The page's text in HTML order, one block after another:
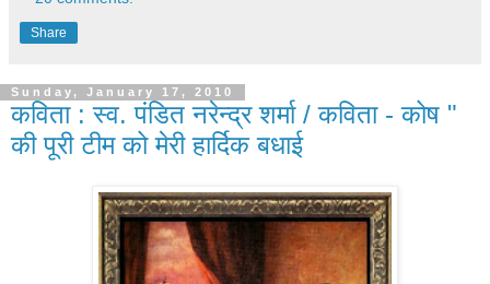
Share
Sunday, January 17, 2010
कविता : स्व. पंडित नरेन्द्र शर्मा / कविता - कोष "
की पूरी टीम को मेरी हार्दिक बधाई